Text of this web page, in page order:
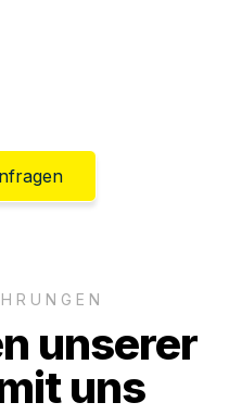
unserer
uns